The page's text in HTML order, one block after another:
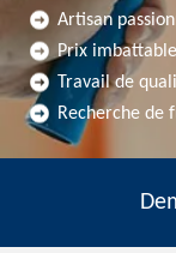
Artisan
Prix imbattable
Travail de
Recherche de